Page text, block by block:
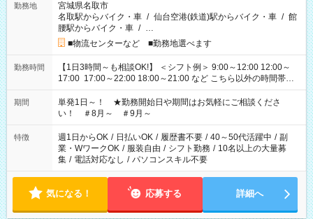
勤務地
宮城県名取市
名取駅からバイク・車 / 仙台空港(鉄道)駅からバイク・車 / 館
腰駅からバイク・車 / …
■物流センターなど ■勤務地選べます
勤務時間
【1日3時間～も相談OK!】 ＜シフト例＞ 9:00～12:00 12:00～
17:00 17:00～22:00 18:00～21:00 など こちら以外の時間帯も
お気軽にご相談ください！
期間
単発1日～！ ★勤務開始日や期間はお気軽にご相談くださ
い！ ＃8月～ ＃9月～
特徴 週1日からOK / 日払いOK / 履歴書不要 / 40～50代活躍中 / 副
業・WワークOK / 服装自由 / シフト勤務 / 10名以上の大量募
集 / 電話対応なし / パソコンスキル不要
気になる！ 応募する 詳細へ